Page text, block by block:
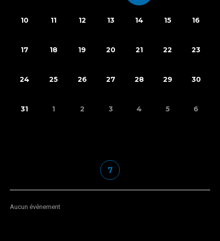
10 11 12 13 14 15 16
17 18 19 20 21 22 23
24 25 26 27 28 29 30
31 1 2 3 4 5 6
7
Aucun événement